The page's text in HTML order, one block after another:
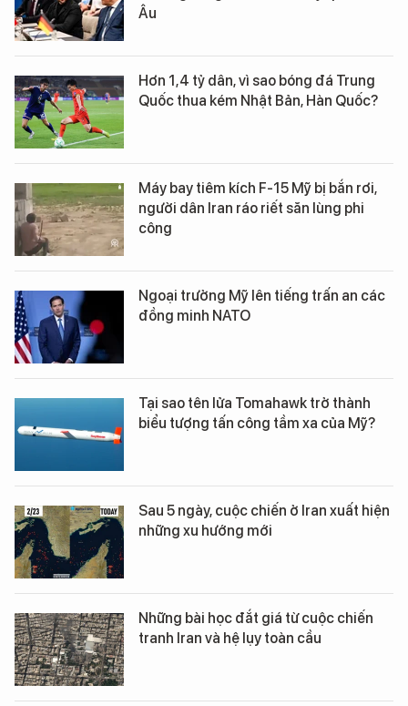
Âu
Hơn 1,4 tỷ dân, vì sao bóng đá Trung
Quốc thua kém Nhật Bản, Hàn Quốc?
Máy bay tiêm kích F-15 Mỹ bị bắn rơi,
người dân Iran ráo riết săn lùng phi
công
Ngoại trưởng Mỹ lên tiếng trấn an các
đồng minh NATO
Tại sao tên lửa Tomahawk trở thành
biểu tượng tấn công tầm xa của Mỹ?
Sau 5 ngày, cuộc chiến ở Iran xuất hiện
những xu hướng mới
Những bài học đắt giá từ cuộc chiến
tranh Iran và hệ lụy toàn cầu